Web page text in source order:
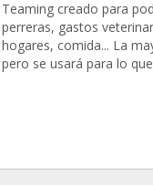
Teaming creado para
perreras, gastos
hogares, comida... La
pero se usará para lo